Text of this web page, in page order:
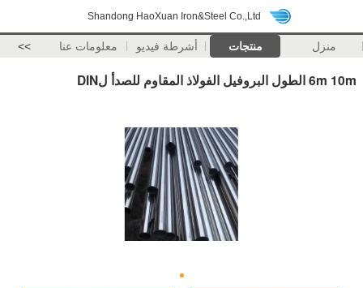
Shandong HaoXuan Iron&Steel Co.,Ltd
منزل منتجات أشرطة فيديو معلومات عنا >>
6m 10m الطول البروفيل الفولاذ المقاوم للصدأ لDIN